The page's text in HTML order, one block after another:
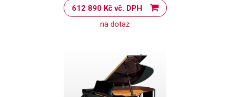
612 890 Kč vč. DPH
na dotaz